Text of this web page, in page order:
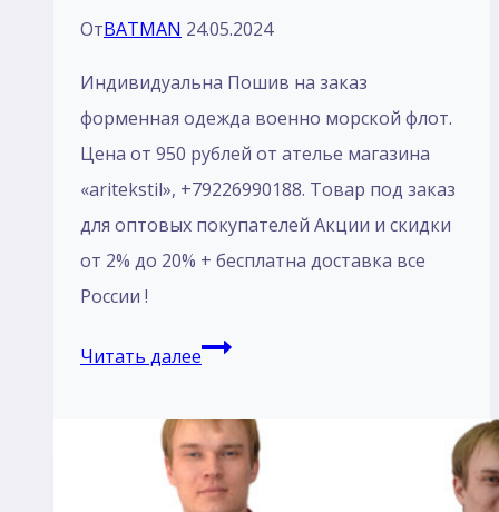
без
лaмпасом
кантом
ОтBATMAN 24.05.2024
Индивидуальна Пошив на заказ
форменная одежда военно морской флот.
Цена от 950 рублей от ателье магазина
«aritekstil», +79226990188. Товар под заказ
для оптовых покупателей Акции и скидки
от 2% до 20% + бесплатна доставка все
России !
Читать далееПошив
ВМФ
форменная
одежда